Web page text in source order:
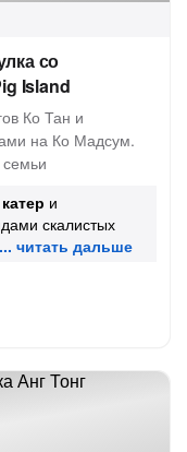
со
Island
Ко Тан и
на Ко Мадсум.
катер и
скалистых